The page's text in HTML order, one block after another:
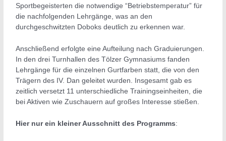
Sportbegeisterten die notwendige “Betriebstemperatur” für
die nachfolgenden Lehrgänge, was an den
durchgeschwitzten Doboks deutlich zu erkennen war.
Anschließend erfolgte eine Aufteilung nach Graduierungen.
In den drei Turnhallen des Tölzer Gymnasiums fanden
Lehrgänge für die einzelnen Gurtfarben statt, die von den
Trägern des IV. Dan geleitet wurden. Insgesamt gab es
zeitlich versetzt 11 unterschiedliche Trainingseinheiten, die
bei Aktiven wie Zuschauern auf großes Interesse stießen.
Hier nur ein kleiner Ausschnitt des Programms: